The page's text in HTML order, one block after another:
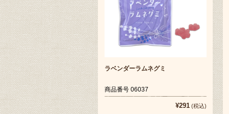
ラベンダーラムネグミ
商品番号 06037
¥291 (税込)